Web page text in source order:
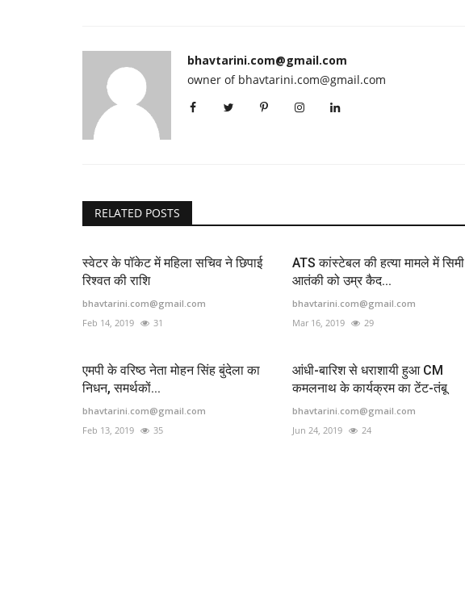
bhavtarini.com@gmail.com
owner of bhavtarini.com@gmail.com
RELATED POSTS
स्वेटर के पॉकेट में महिला सचिव ने छिपाई
रिश्वत की राशि
bhavtarini.com@gmail.com
Feb 14, 2019
31
ATS कांस्टेबल की हत्या मामले में सिमी
आतंकी को उम्र कैद...
bhavtarini.com@gmail.com
Mar 16, 2019
29
एमपी के वरिष्ठ नेता मोहन सिंह बुंदेला का
निधन, समर्थकों...
bhavtarini.com@gmail.com
Feb 13, 2019
35
आंधी-बारिश से धराशायी हुआ CM
कमलनाथ के कार्यक्रम का टेंट-तंबू
bhavtarini.com@gmail.com
Jun 24, 2019
24